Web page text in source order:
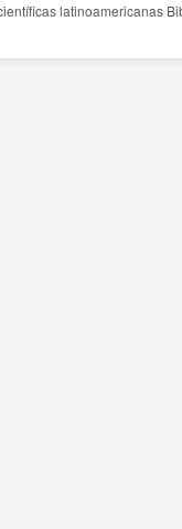
latinoamericanas